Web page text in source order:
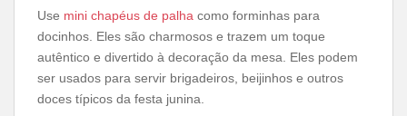
Use mini chapéus de palha como forminhas para
docinhos. Eles são charmosos e trazem um toque
autêntico e divertido à decoração da mesa. Eles podem
ser usados para servir brigadeiros, beijinhos e outros
doces típicos da festa junina.